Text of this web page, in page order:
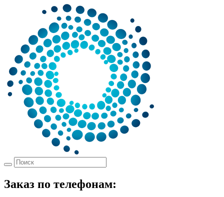
Заказ по телефонам: